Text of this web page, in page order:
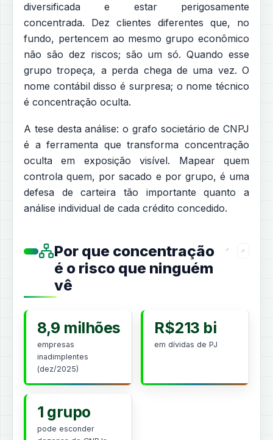
diversificada e estar perigosamente
concentrada. Dez clientes diferentes que, no
fundo, pertencem ao mesmo grupo econômico
não são dez riscos; são um só. Quando esse
grupo tropeça, a perda chega de uma vez. O
nome contábil disso é surpresa; o nome técnico
é concentração oculta.
A tese desta análise: o grafo societário de CNPJ
é a ferramenta que transforma concentração
oculta em exposição visível. Mapear quem
controla quem, por sacado e por grupo, é uma
defesa de carteira tão importante quanto a
análise individual de cada crédito concedido.
Por que concentração
é o risco que ninguém
vê
8,9 milhões
empresas
inadimplentes
(dez/2025)
R$213 bi
em dívidas de PJ
1 grupo
pode esconder